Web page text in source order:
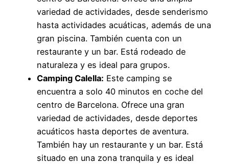
variedad de actividades, desde senderismo
hasta actividades acuáticas, además de una
gran piscina. También cuenta con un
restaurante y un bar. Está rodeado de
naturaleza y es ideal para grupos.
Camping Calella: Este camping se
encuentra a solo 40 minutos en coche del
centro de Barcelona. Ofrece una gran
variedad de actividades, desde deportes
acuáticos hasta deportes de aventura.
También hay un restaurante y un bar. Está
situado en una zona tranquila y es ideal